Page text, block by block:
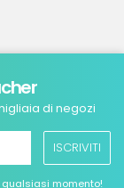
di negozi
ISCRIVITI
qualsiasi momento!